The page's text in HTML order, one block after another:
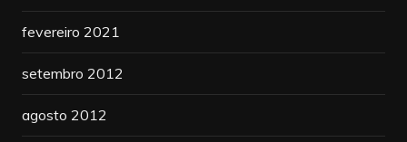
fevereiro 2021
setembro 2012
agosto 2012